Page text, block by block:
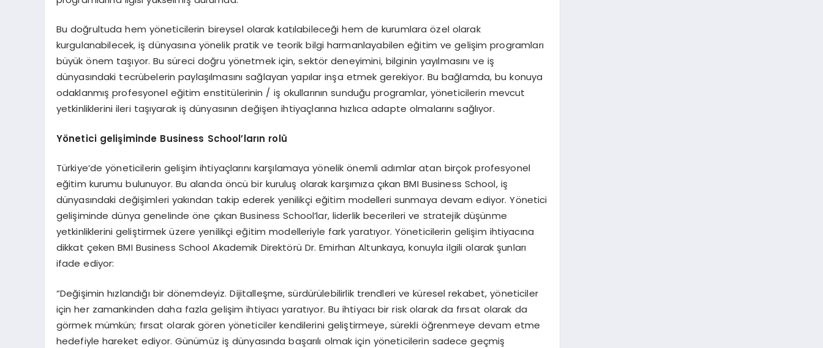
Bu doğrultuda hem yöneticilerin bireysel olarak katılabileceği hem de kurumlara özel olarak
kurgulanabilecek, iş dünyasına yönelik pratik ve teorik bilgi harmanlayabilen eğitim ve gelişim programları
büyük önem taşıyor. Bu süreci doğru yönetmek için, sektör deneyimini, bilginin yayılmasını ve iş
dünyasındaki tecrübelerin paylaşılmasını sağlayan yapılar inşa etmek gerekiyor. Bu bağlamda, bu konuya
odaklanmış profesyonel eğitim enstitülerinin / iş okullarının sunduğu programlar, yöneticilerin mevcut
yetkinliklerini ileri taşıyarak iş dünyasının değişen ihtiyaçlarına hızlıca adapte olmalarını sağlıyor.
Yönetici gelişiminde Business School’ların rolü
Türkiye’de yöneticilerin gelişim ihtiyaçlarını karşılamaya yönelik önemli adımlar atan birçok profesyonel
eğitim kurumu bulunuyor. Bu alanda öncü bir kuruluş olarak karşımıza çıkan BMI Business School, iş
dünyasındaki değişimleri yakından takip ederek yenilikçi eğitim modelleri sunmaya devam ediyor. Yönetici
gelişiminde dünya genelinde öne çıkan Business School’lar, liderlik becerileri ve stratejik düşünme
yetkinliklerini geliştirmek üzere yenilikçi eğitim modelleriyle fark yaratıyor. Yöneticilerin gelişim ihtiyacına
dikkat çeken BMI Business School Akademik Direktörü Dr. Emirhan Altunkaya, konuyla ilgili olarak şunları
ifade ediyor:
“Değişimin hızlandığı bir dönemdeyiz. Dijitalleşme, sürdürülebilirlik trendleri ve küresel rekabet, yöneticiler
için her zamankinden daha fazla gelişim ihtiyacı yaratıyor. Bu ihtiyacı bir risk olarak da fırsat olarak da
görmek mümkün; fırsat olarak gören yöneticiler kendilerini geliştirmeye, sürekli öğrenmeye devam etme
hedefiyle hareket ediyor. Günümüz iş dünyasında başarılı olmak için yöneticilerin sadece geçmiş